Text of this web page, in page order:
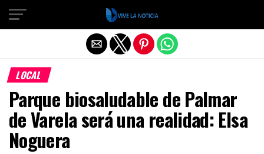
LOCAL
Parque biosaludable de Palmar
de Varela será una realidad: Elsa
Noguera
Salir de la versión móvil